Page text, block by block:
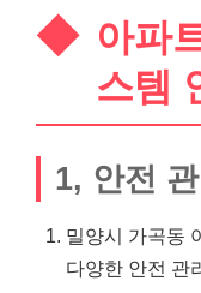
아파
스템
1, 안전
밀양시 가곡동
다양한 안전 관